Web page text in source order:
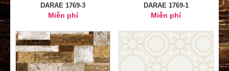
DARAE 1769-3
Miễn phí
DARAE 1769-1
Miễn phí